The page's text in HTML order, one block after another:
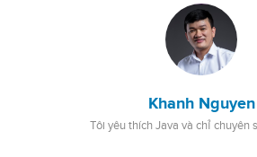
Khanh Nguyen
Tôi yêu thích Java và chỉ chuyên